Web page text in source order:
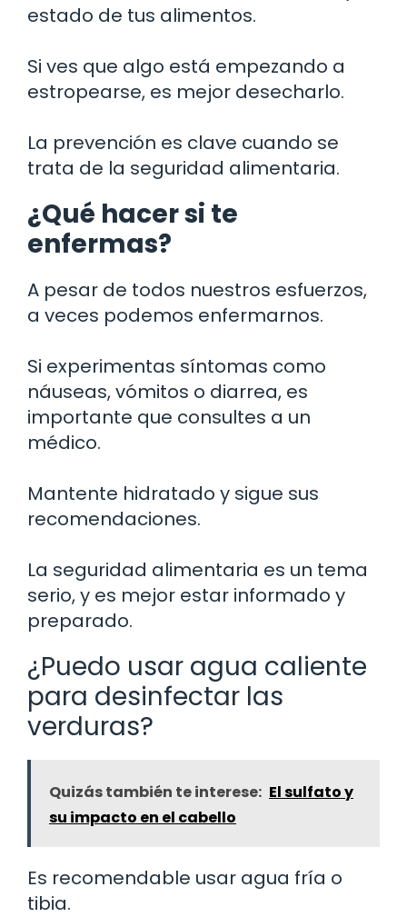
estado de tus alimentos.
Si ves que algo está empezando a
estropearse, es mejor desecharlo.
La prevención es clave cuando se
trata de la seguridad alimentaria.
¿Qué hacer si te
enfermas?
A pesar de todos nuestros esfuerzos,
a veces podemos enfermarnos.
Si experimentas síntomas como
náuseas, vómitos o diarrea, es
importante que consultes a un
médico.
Mantente hidratado y sigue sus
recomendaciones.
La seguridad alimentaria es un tema
serio, y es mejor estar informado y
preparado.
¿Puedo usar agua caliente
para desinfectar las
verduras?
Quizás también te interese: El sulfato y
su impacto en el cabello
Es recomendable usar agua fría o
tibia.